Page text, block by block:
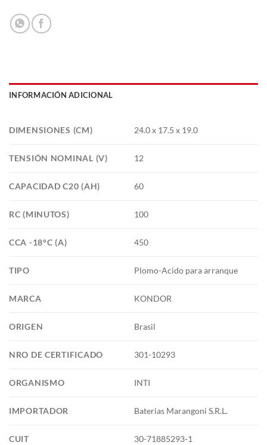
INFORMACIÓN ADICIONAL
DIMENSIONES (CM) 24.0 x 17.5 x 19.0
TENSIÓN NOMINAL (V) 12
CAPACIDAD C20 (AH) 60
RC (MINUTOS) 100
CCA -18°C (A) 450
TIPO Plomo-Acido para arranque
MARCA KONDOR
ORIGEN Brasil
NRO DE CERTIFICADO 301-10293
ORGANISMO INTI
IMPORTADOR Baterias Marangoni S.R.L.
CUIT 30-71885293-1